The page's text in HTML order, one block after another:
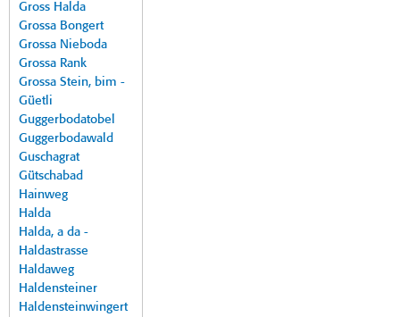
Gross Halda
Grossa Bongert
Grossa Nieboda
Grossa Rank
Grossa Stein, bim -
Güetli
Guggerbodatobel
Guggerbodawald
Guschagrat
Gütschabad
Hainweg
Halda
Halda, a da -
Haldastrasse
Haldaweg
Haldensteiner
Haldensteinwingert